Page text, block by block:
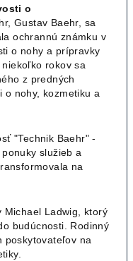
o
Gustav Baehr, sa
ochrannú známku v
o nohy a prípravky
rokov sa
z predných
o nohy, kozmetiku a
"Technik Baehr" -
služieb a
na
Michael Ladwig, ktorý
budúcnosti. Rodinný
poskytovateľov na